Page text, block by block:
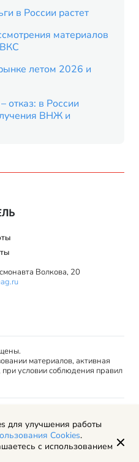
в России растет
материалов
летом 2026 и
отказ: в России
ВНЖ и
Волкова, 20
материалов, активная
условии соблюдения правил
данных
для улучшения работы
Cookies.
с использованием